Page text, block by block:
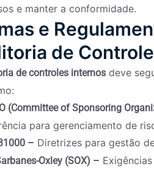
e manter a conformidade.
e
de
de controles internosdeve
(Committee of Sponsoring
para gerenciamento de
– Diretrizes para gestão
Oxley (SOX) –